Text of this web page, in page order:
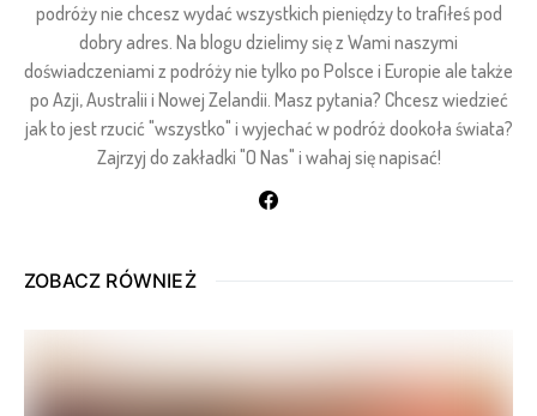
podróży nie chcesz wydać wszystkich pieniędzy to trafiłeś pod
dobry adres. Na blogu dzielimy się z Wami naszymi
doświadczeniami z podróży nie tylko po Polsce i Europie ale także
po Azji, Australii i Nowej Zelandii. Masz pytania? Chcesz wiedzieć
jak to jest rzucić "wszystko" i wyjechać w podróż dookoła świata?
Zajrzyj do zakładki "O Nas" i wahaj się napisać!
ZOBACZ RÓWNIEŻ